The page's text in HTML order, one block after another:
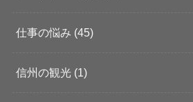
仕事の悩み (45)
信州の観光 (1)